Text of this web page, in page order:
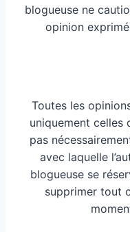
blogueuse ne
opinion
Toutes les
uniquement celles
pas
avec laquelle
blogueuse se
supprimer tout